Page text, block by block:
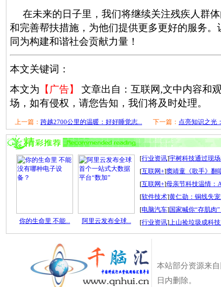
在未来的日子里，我们将继续关注残疾人群
和完善帮扶措施，为他们提供更多更好的服务。
同为构建和谐社会贡献力量！
本文关键词：
本文为 【广告】
文章出自：互联网,文中内容和
场，如有侵权，请您告知，我们将及时处理。
上一篇： 跨越2700公里的温暖：好好睡觉志... 下一篇： 点亮知识之光
你的生命里 不能... 阿里云发布全球...
[行业资讯]宇树科技通过现
[互联网+]窦靖童《歌手》翻
[互联网+]母亲节科技温情：
[软件技术]黄仁勋：铜线失
[电脑汽车]国家喊你“存肌肉
[行业资讯]上山捡垃圾成科
本站部分资源来
日内删除。